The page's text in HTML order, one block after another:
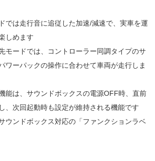
では走行音に追従した加速/減速で、実車を運
しめます
モードでは、コントローラー同調タイプのサ
ワーパックの操作に合わせて車両が走行しま
能は、サウンドボックスの電源OFF時、直前
、次回起動時も設定が維持される機能です
ウンドボックス対応の「ファンクションラベ